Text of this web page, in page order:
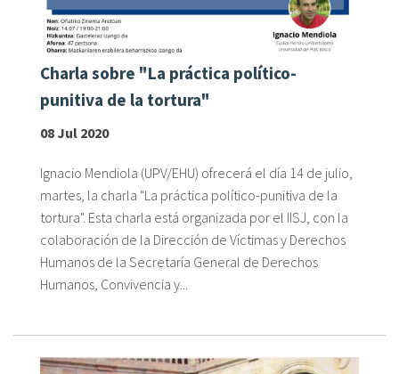
Sobre el IISJ
Residencia Antia
Calendario
Galería de fotos
Charla sobre "La práctica político-
punitiva de la tortura"
08 Jul 2020
Ignacio Mendiola (UPV/EHU) ofrecerá el día 14 de julio,
martes, la charla "La práctica político-punitiva de la
tortura". Esta charla está organizada por el IISJ, con la
colaboración de la Dirección de Víctimas y Derechos
Humanos de la Secretaría General de Derechos
Humanos, Convivencia y...